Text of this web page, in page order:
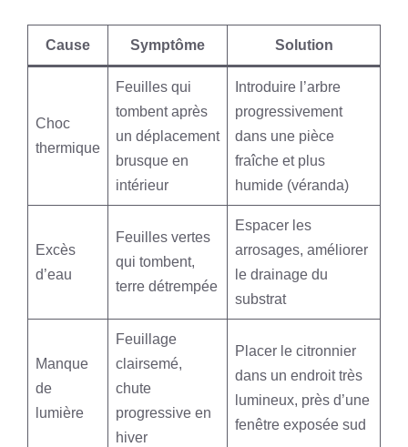
Cause Symptôme Solution
Choc
thermique
Feuilles qui
tombent après
un déplacement
brusque en
intérieur
Introduire l’arbre
progressivement
dans une pièce
fraîche et plus
humide (véranda)
Excès
d’eau
Feuilles vertes
qui tombent,
terre détrempée
Espacer les
arrosages, améliorer
le drainage du
substrat
Manque
de
lumière
Feuillage
clairsemé,
chute
progressive en
hiver
Placer le citronnier
dans un endroit très
lumineux, près d’une
fenêtre exposée sud